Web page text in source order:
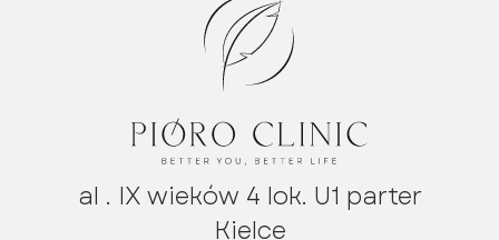
al . IX wieków 4 lok. U1 parter
Kielce